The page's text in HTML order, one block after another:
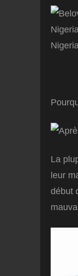
La
leur
début